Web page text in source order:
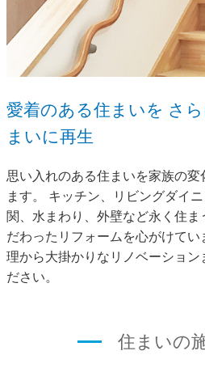
愛着のある住まいを さ
まいに再生
思い入れのある住まいを家族の
ます。
キッチン、リビングダイ
関、水まわり、外壁など永く住
だわったリフォームを心がけてい
理から大掛かりなリノベーション
ださい。
住まいの